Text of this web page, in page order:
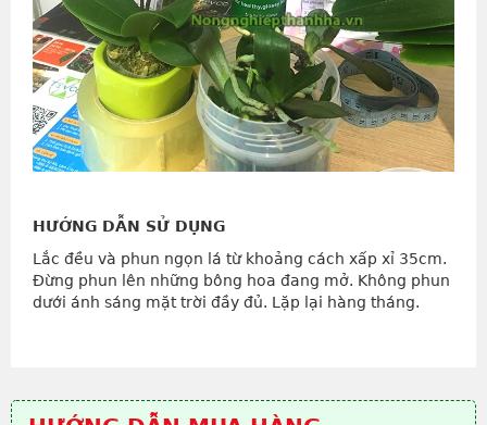
HƯỚNG DẪN SỬ DỤNG
Lắc đều và phun ngọn lá từ khoảng cách xấp xỉ 35cm.
Đừng phun lên những bông hoa đang mở. Không phun
dưới ánh sáng mặt trời đầy đủ. Lặp lại hàng tháng.